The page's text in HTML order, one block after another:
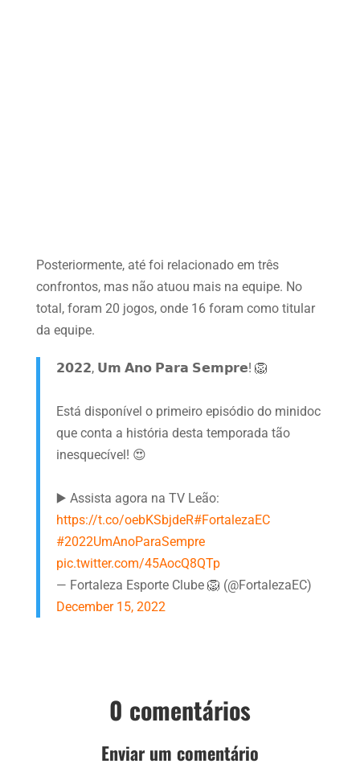
Posteriormente, até foi relacionado em três
confrontos, mas não atuou mais na equipe. No
total, foram 20 jogos, onde 16 foram como titular
da equipe.
𝟮𝟬𝟮𝟮, 𝗨𝗺 𝗔𝗻𝗼 𝗣𝗮𝗿𝗮 𝗦𝗲𝗺𝗽𝗿𝗲! 🦁
Está disponível o primeiro episódio do minidoc
que conta a história desta temporada tão
inesquecível! 😍
▶️ Assista agora na TV Leão:
https://t.co/oebKSbjdeR#FortalezaEC
#2022UmAnoParaSempre
pic.twitter.com/45AocQ8QTp
— Fortaleza Esporte Clube 🦁 (@FortalezaEC)
December 15, 2022
0 comentários
Enviar um comentário